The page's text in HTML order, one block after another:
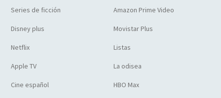
Series de ficción Amazon Prime Video
Disney plus Movistar Plus
Netflix Listas
Apple TV La odisea
Cine español HBO Max